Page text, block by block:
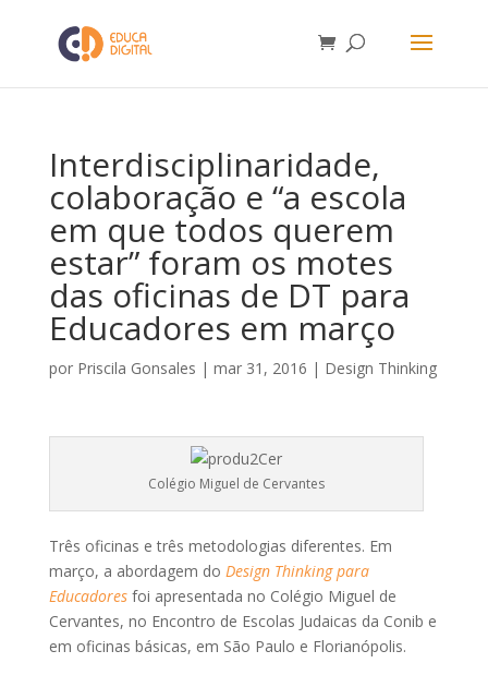
Interdisciplinaridade,
colaboração e “a escola
em que todos querem
estar” foram os motes
das oficinas de DT para
Educadores em março
por Priscila Gonsales | mar 31, 2016 | Design Thinking
Colégio Miguel de Cervantes
Três oficinas e três metodologias diferentes. Em
março, a abordagem do Design Thinking para
Educadoresfoi apresentada no Colégio Miguel de
Cervantes, no Encontro de Escolas Judaicas da Conib e
em oficinas básicas, em São Paulo e Florianópolis.